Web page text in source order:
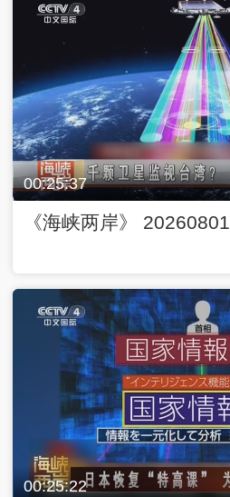
00:25:37
《海峡两岸》 20260801
00:25:22